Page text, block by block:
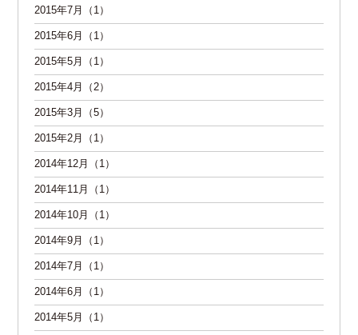
2015年7月（1）
2015年6月（1）
2015年5月（1）
2015年4月（2）
2015年3月（5）
2015年2月（1）
2014年12月（1）
2014年11月（1）
2014年10月（1）
2014年9月（1）
2014年7月（1）
2014年6月（1）
2014年5月（1）